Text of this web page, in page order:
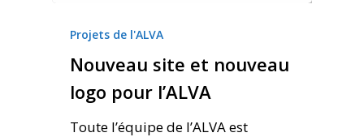
Projets de l'ALVA
Nouveau site et nouveau
logo pour l’ALVA
Toute l’équipe de l’ALVA est